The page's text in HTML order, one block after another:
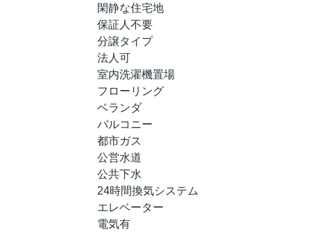
閑静な住宅地
保証人不要
分譲タイプ
法人可
室内洗濯機置場
フローリング
ベランダ
バルコニー
都市ガス
公営水道
公共下水
24時間換気システム
エレベーター
電気有